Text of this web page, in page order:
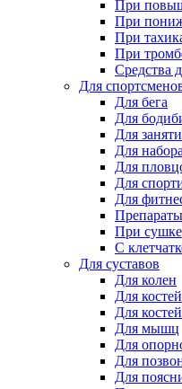
При
При
При
При
Средства
Для
Для бега
Для
Для
Для
Для
Для
Для
При сушке
С
Для суставов
Для колен
Для костей
Для
Для мышц
Для
Для
Для